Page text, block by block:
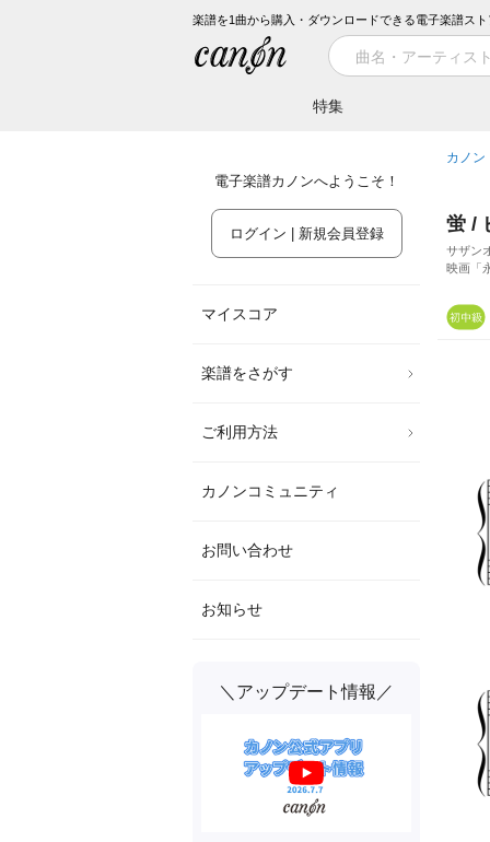
楽譜を1曲から購入・ダウンロードできる電子楽譜スト
特集
電子楽譜カノンへようこそ！
ログイン | 新規会員登録
マイスコア
楽譜をさがす
ご利用方法
カノンコミュニティ
お問い合わせ
お知らせ
＼アップデート情報／
カノン
蛍 /
サザン
映画「